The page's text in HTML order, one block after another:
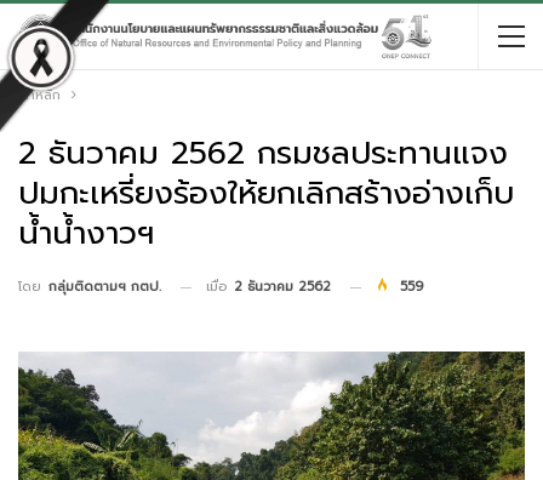
หน้าหลัก
2 ธันวาคม 2562 กรมชลประทานแจง
ปมกะเหรี่ยงร้องให้ยกเลิกสร้างอ่างเก็บ
น้ำน้ำงาวฯ
โดย กลุ่มติดตามฯ กตป. เมื่อ 2 ธันวาคม 2562 559